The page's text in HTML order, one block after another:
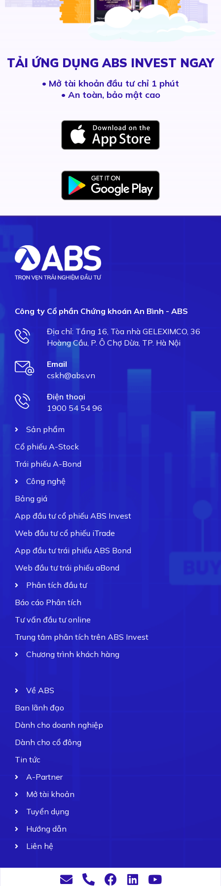
TẢI ỨNG DỤNG ABS INVEST NGAY
• Mở tài khoản đầu tư chỉ 1 phút
• An toàn, bảo mật cao
Công ty Cổ phần Chứng khoán An Bình - ABS
Địa chỉ: Tầng 16, Tòa nhà GELEXIMCO, 36
Hoàng Cầu, P. Ô Chợ Dừa, TP. Hà Nội
Email
cskh@abs.vn
Điện thoại
1900 54 54 96
Sản phẩm
Cổ phiếu A-Stock
Trái phiếu A-Bond
Công nghệ
Bảng giá
App đầu tư cổ phiếu ABS Invest
Web đầu tư cổ phiếu iTrade
App đầu tư trái phiếu ABS Bond
Web đầu tư trái phiếu aBond
Phân tích đầu tư
Báo cáo Phân tích
Tư vấn đầu tư online
Trung tâm phân tích trên ABS Invest
Chương trình khách hàng
Về ABS
Ban lãnh đạo
Dành cho doanh nghiệp
Dành cho cổ đông
Tin tức
A-Partner
Mở tài khoản
Tuyển dụng
Hướng dẫn
Liên hệ